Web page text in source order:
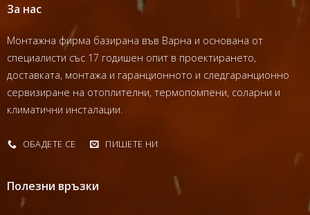
За нас
Монтажна фирма базирана във Варна и основана от
специалисти със 17 годишен опит в проектирането,
доставката, монтажа и гаранционното и следгаранционно
сервизиране на отоплителни, термопомпени, соларни и
климатични инсталации.
ОБАДЕТЕ СЕ ПИШЕТЕ НИ
Полезни връзки